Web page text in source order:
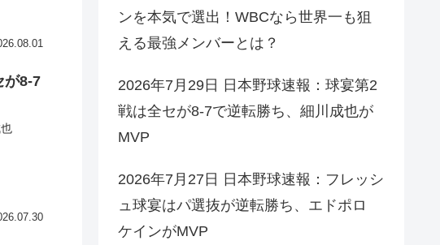
が8-7
ンを本気で選出！WBCなら世界一も狙
える最強メンバーとは？
2026年7月29日 日本野球速報：球宴第2
戦は全セが8-7で逆転勝ち、細川成也が
MVP
2026年7月27日 日本野球速報：フレッシ
ュ球宴はパ選抜が逆転勝ち、エドポロ
ケインがMVP